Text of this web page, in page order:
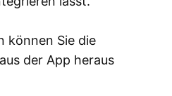
können Sie die
der App heraus